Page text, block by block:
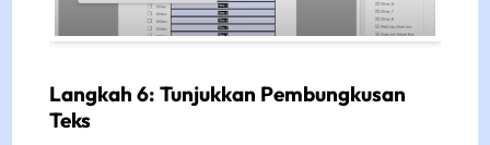
Langkah 6: Tunjukkan Pembungkusan
Teks